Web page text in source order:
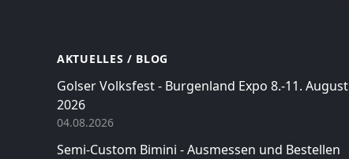
AKTUELLES / BLOG
Golser Volksfest - Burgenland Expo 8.-11. August
2026
04.08.2026
Semi-Custom Bimini - Ausmessen und Bestellen